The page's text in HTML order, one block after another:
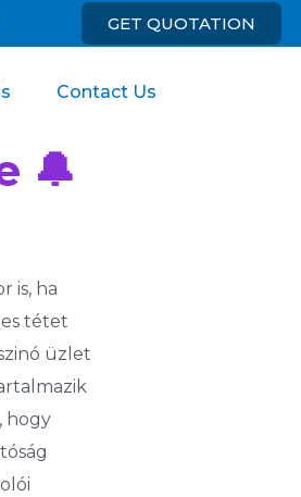
GET QUOTATION
Contact Us
🔔
is, ha
tétet
üzlet
hogy